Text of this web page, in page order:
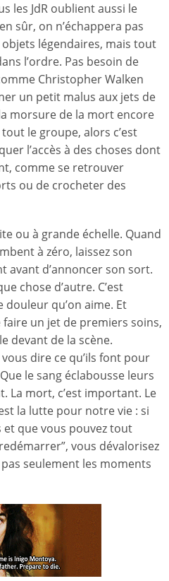
les JdR oublient aussi le
sûr, on n’échappera pas
légendaires, mais tout
l’ordre. Pas besoin de
Christopher Walken
un petit malus aux jets de
morsure de la mort encore
le groupe, alors c’est
l’accès à des choses dont
comme se retrouver
ou de crocheter des
ou à grande échelle. Quand
à zéro, laissez son
d’annoncer son sort.
chose d’autre. C’est
douleur qu’on aime. Et
un jet de premiers soins,
devant de la scène.
dire ce qu’ils font pour
le sang éclabousse leurs
La mort, c’est important. Le
la lutte pour notre vie : si
que vous pouvez tout
vous dévalorisez
seulement les moments